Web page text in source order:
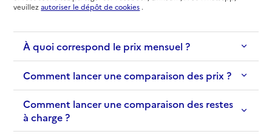
Rapport HAS
Voir les prix et prestations
Source des données : Finess n° 490536059
Mis à jour le : 11/06/2025
veuillezautoriser le dépôt de cookies .
À quoi correspond le prix mensuel ?
Comment lancer une comparaison des prix ?
Comment lancer une comparaison des restes
à charge ?